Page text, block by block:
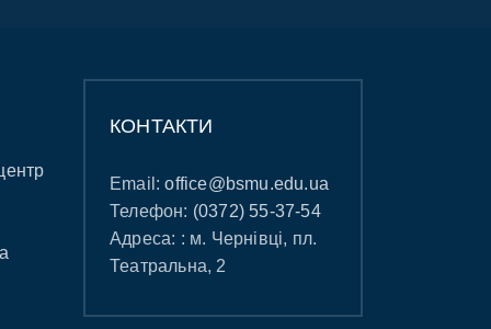
КОНТАКТИ
Email:office@bsmu.edu.ua
Телефон: (0372) 55-37-54
Адреса: : м. Чернівці, пл.
Театральна, 2